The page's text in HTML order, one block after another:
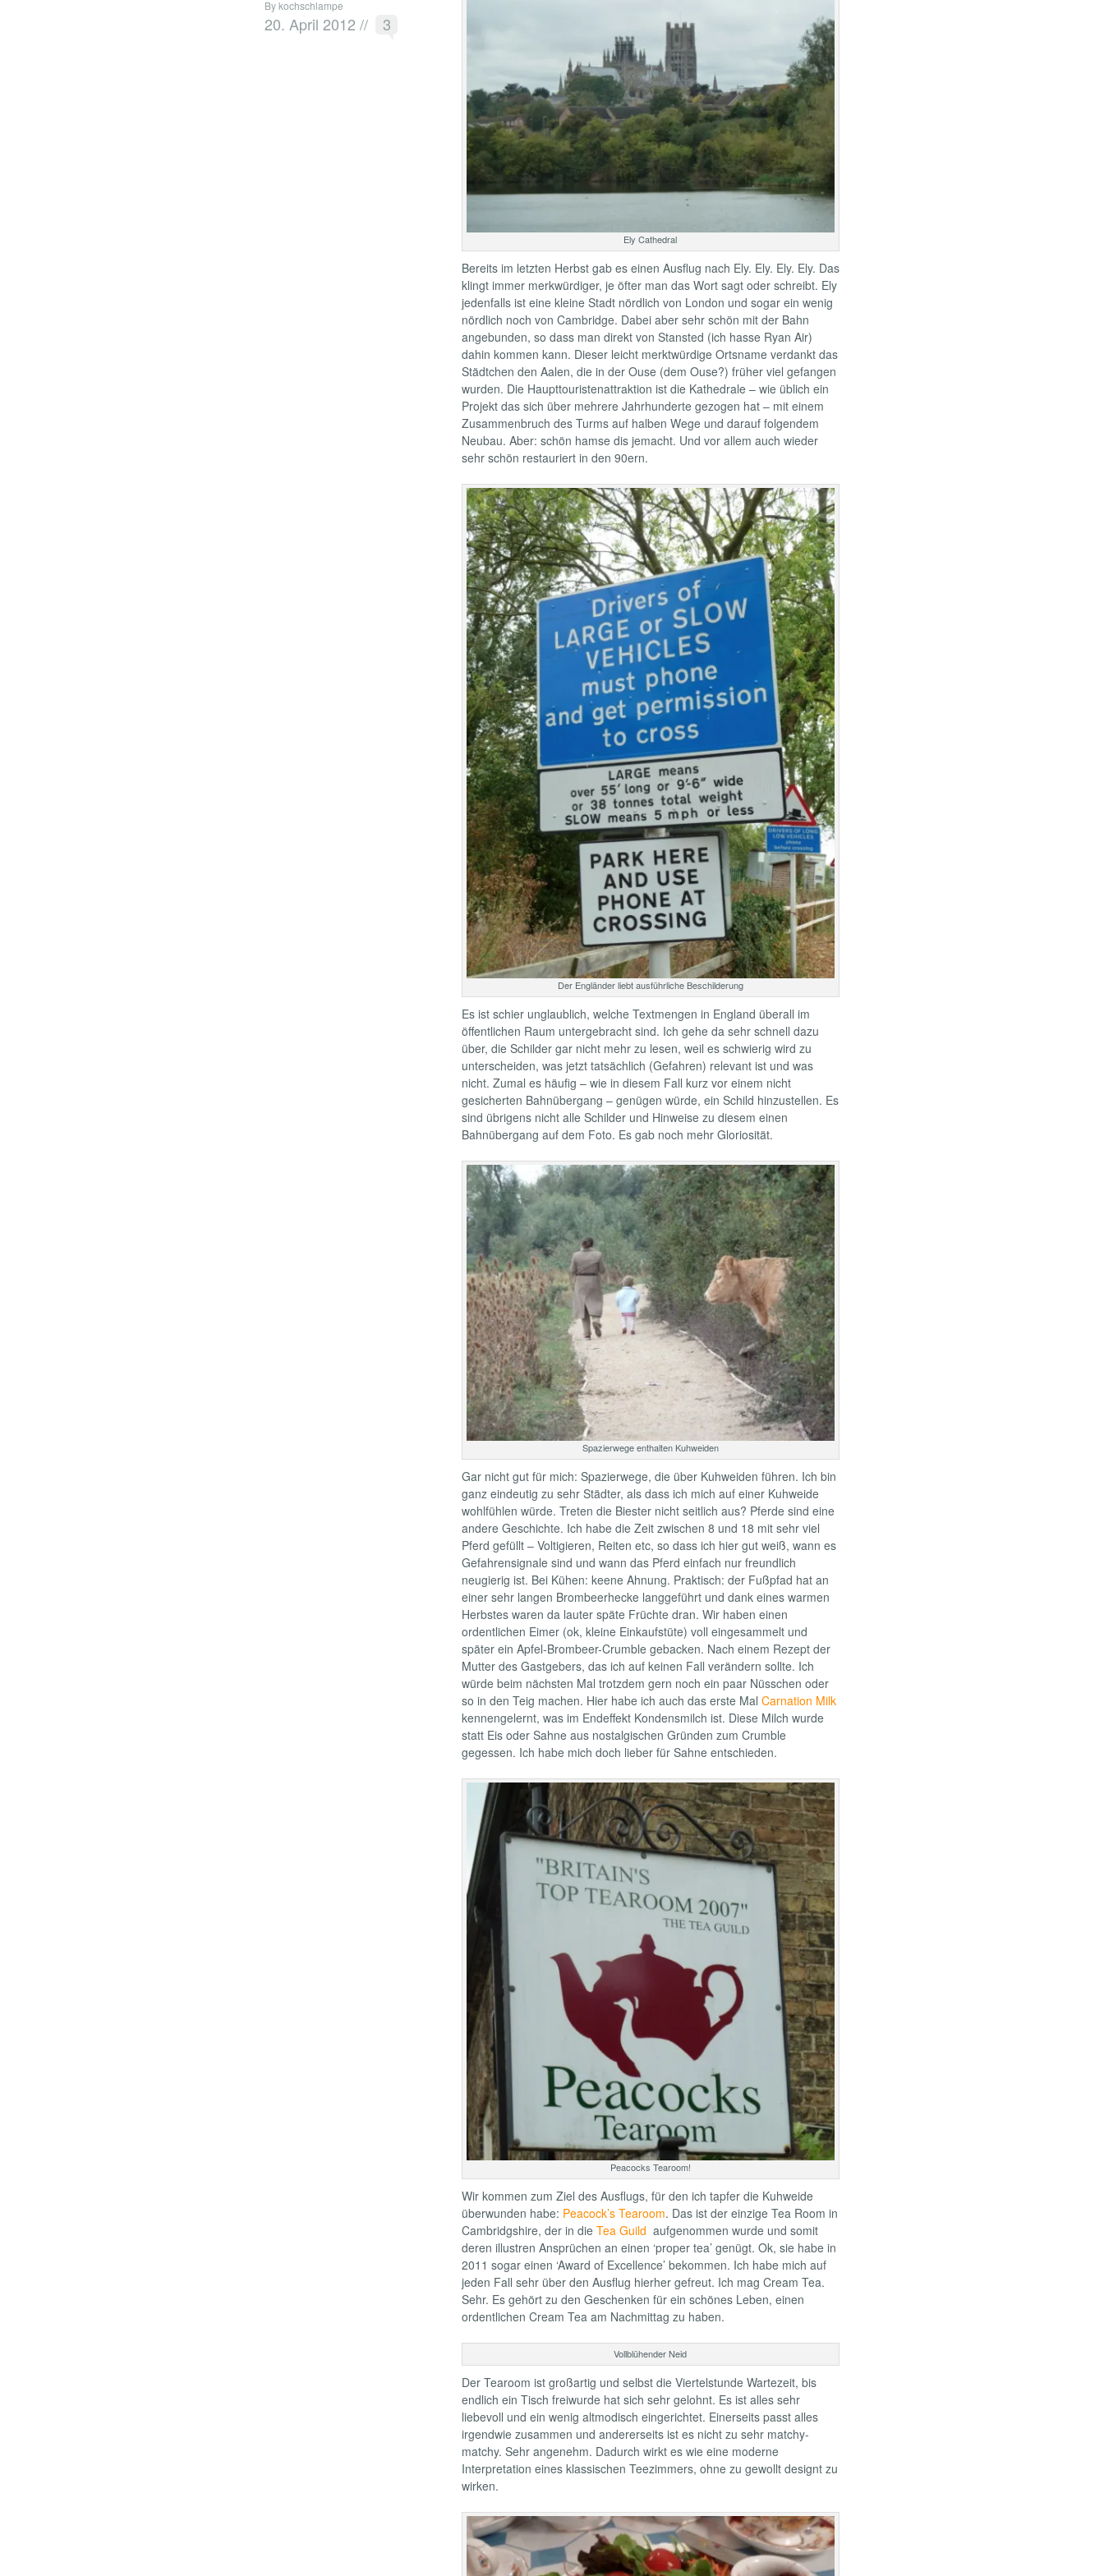
By kochschlampe
20. April 2012 // 3
Ely Cathedral
Bereits im letzten Herbst gab es einen Ausflug nach Ely. Ely. Ely. Ely. Das
klingt immer merkwürdiger, je öfter man das Wort sagt oder schreibt. Ely
jedenfalls ist eine kleine Stadt nördlich von London und sogar ein wenig
nördlich noch von Cambridge. Dabei aber sehr schön mit der Bahn
angebunden, so dass man direkt von Stansted (ich hasse Ryan Air)
dahin kommen kann. Dieser leicht merktwürdige Ortsname verdankt das
Städtchen den Aalen, die in der Ouse (dem Ouse?) früher viel gefangen
wurden. Die Haupttouristenattraktion ist die Kathedrale – wie üblich ein
Projekt das sich über mehrere Jahrhunderte gezogen hat – mit einem
Zusammenbruch des Turms auf halben Wege und darauf folgendem
Neubau. Aber: schön hamse dis jemacht. Und vor allem auch wieder
sehr schön restauriert in den 90ern.
Der Engländer liebt ausführliche Beschilderung
Es ist schier unglaublich, welche Textmengen in England überall im
öffentlichen Raum untergebracht sind. Ich gehe da sehr schnell dazu
über, die Schilder gar nicht mehr zu lesen, weil es schwierig wird zu
unterscheiden, was jetzt tatsächlich (Gefahren) relevant ist und was
nicht. Zumal es häufig – wie in diesem Fall kurz vor einem nicht
gesicherten Bahnübergang – genügen würde, ein Schild hinzustellen. Es
sind übrigens nicht alle Schilder und Hinweise zu diesem einen
Bahnübergang auf dem Foto. Es gab noch mehr Gloriosität.
Spazierwege enthalten Kuhweiden
Gar nicht gut für mich: Spazierwege, die über Kuhweiden führen. Ich bin
ganz eindeutig zu sehr Städter, als dass ich mich auf einer Kuhweide
wohlfühlen würde. Treten die Biester nicht seitlich aus? Pferde sind eine
andere Geschichte. Ich habe die Zeit zwischen 8 und 18 mit sehr viel
Pferd gefüllt – Voltigieren, Reiten etc, so dass ich hier gut weiß, wann es
Gefahrensignale sind und wann das Pferd einfach nur freundlich
neugierig ist. Bei Kühen: keene Ahnung. Praktisch: der Fußpfad hat an
einer sehr langen Brombeerhecke langgeführt und dank eines warmen
Herbstes waren da lauter späte Früchte dran. Wir haben einen
ordentlichen Eimer (ok, kleine Einkaufstüte) voll eingesammelt und
später ein Apfel-Brombeer-Crumble gebacken. Nach einem Rezept der
Mutter des Gastgebers, das ich auf keinen Fall verändern sollte. Ich
würde beim nächsten Mal trotzdem gern noch ein paar Nüsschen oder
so in den Teig machen. Hier habe ich auch das erste Mal Carnation Milk
kennengelernt, was im Endeffekt Kondensmilch ist. Diese Milch wurde
statt Eis oder Sahne aus nostalgischen Gründen zum Crumble
gegessen. Ich habe mich doch lieber für Sahne entschieden.
Peacocks Tearoom!
Wir kommen zum Ziel des Ausflugs, für den ich tapfer die Kuhweide
überwunden habe: Peacock’s Tearoom. Das ist der einzige Tea Room in
Cambridgshire, der in die Tea Guild aufgenommen wurde und somit
deren illustren Ansprüchen an einen ‘proper tea’ genügt. Ok, sie habe in
2011 sogar einen ‘Award of Excellence’ bekommen. Ich habe mich auf
jeden Fall sehr über den Ausflug hierher gefreut. Ich mag Cream Tea.
Sehr. Es gehört zu den Geschenken für ein schönes Leben, einen
ordentlichen Cream Tea am Nachmittag zu haben.
Vollblühender Neid
Der Tearoom ist großartig und selbst die Viertelstunde Wartezeit, bis
endlich ein Tisch freiwurde hat sich sehr gelohnt. Es ist alles sehr
liebevoll und ein wenig altmodisch eingerichtet. Einerseits passt alles
irgendwie zusammen und andererseits ist es nicht zu sehr matchy-
matchy. Sehr angenehm. Dadurch wirkt es wie eine moderne
Interpretation eines klassischen Teezimmers, ohne zu gewollt designt zu
wirken.